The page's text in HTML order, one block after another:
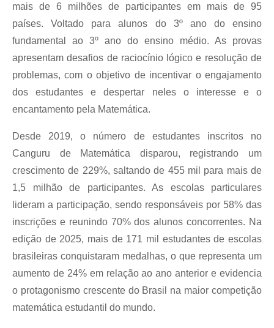
mais de 6 milhões de participantes em mais de 95
países. Voltado para alunos do 3º ano do ensino
fundamental ao 3º ano do ensino médio. As provas
apresentam desafios de raciocínio lógico e resolução de
problemas, com o objetivo de incentivar o engajamento
dos estudantes e despertar neles o interesse e o
encantamento pela Matemática.
Desde 2019, o número de estudantes inscritos no
Canguru de Matemática disparou, registrando um
crescimento de 229%, saltando de 455 mil para mais de
1,5 milhão de participantes. As escolas particulares
lideram a participação, sendo responsáveis por 58% das
inscrições e reunindo 70% dos alunos concorrentes. Na
edição de 2025, mais de 171 mil estudantes de escolas
brasileiras conquistaram medalhas, o que representa um
aumento de 24% em relação ao ano anterior e evidencia
o protagonismo crescente do Brasil na maior competição
matemática estudantil do mundo.